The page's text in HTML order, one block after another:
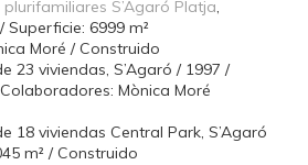
S’Agaró Platja,
Superficie: 6999 m²
Moré / Construido
23 viviendas, S’Agaró / 1997 /
Mònica Moré
18 viviendas Central Park, S’Agaró
m² / Construido